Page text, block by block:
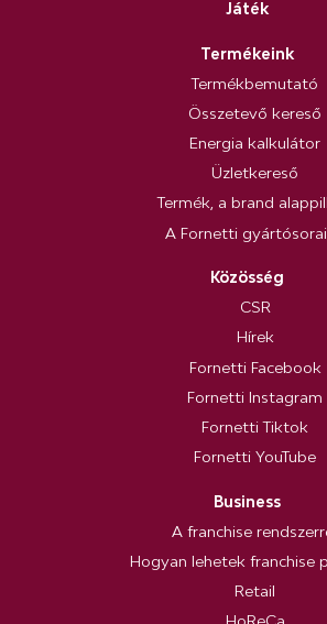
Játék
Termékeink
Termékbemutató
Összetevő kereső
Energia kalkulátor
Üzletkereső
Termék, a brand
A Fornetti
Közösség
CSR
Hírek
Fornetti Facebook
Fornetti Instagram
Fornetti Tiktok
Fornetti YouTube
Business
A franchise
Hogyan lehetek franchise
Retail